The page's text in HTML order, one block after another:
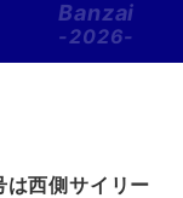
Banzai
-2026-
は西側サイリー